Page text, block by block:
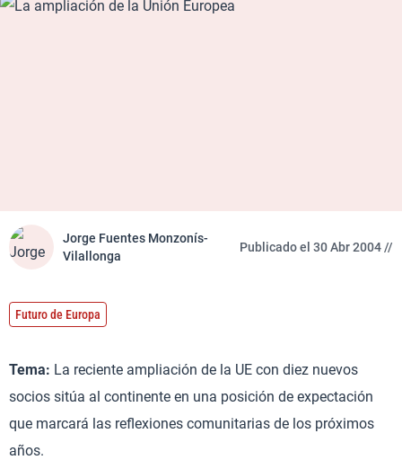
Jorge Fuentes Monzonís-
Vilallonga
Publicado el 30 Abr 2004 //
Futuro de Europa
Tema: La reciente ampliación de la UE con diez nuevos
socios sitúa al continente en una posición de expectación
que marcará las reflexiones comunitarias de los próximos
años.